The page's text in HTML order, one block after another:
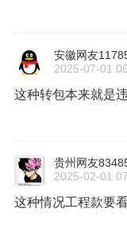
安徽网友
2025-07-01
这种转包本来就是
贵州网友
2025-02-01
这种情况工程款要